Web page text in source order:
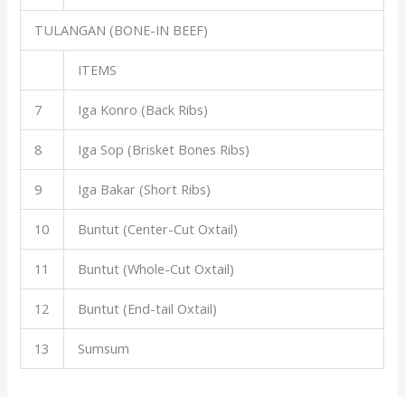
TULANGAN (BONE-IN BEEF)
ITEMS
7 Iga Konro (Back Ribs)
8 Iga Sop (Brisket Bones Ribs)
9 Iga Bakar (Short Ribs)
10 Buntut (Center-Cut Oxtail)
11 Buntut (Whole-Cut Oxtail)
12 Buntut (End-tail Oxtail)
13 Sumsum